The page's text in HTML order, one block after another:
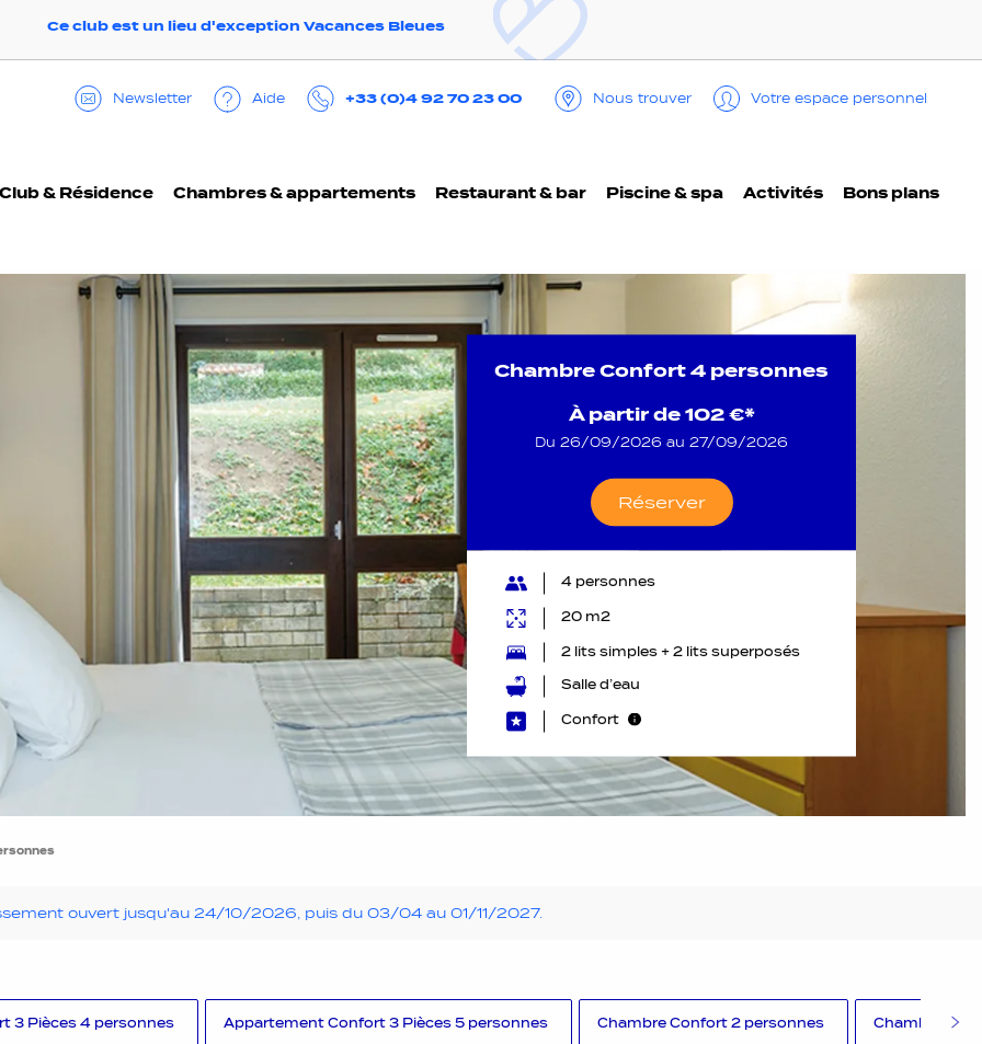
Ce club est un lieu d'exception Vacances Bleues
Club & Résidence Chambres & appartements Restaurant & bar Piscine & spa Activités Bons plans
Newsletter Aide +33 (0)4 92 70 23 00 Nous trouver Votre espace personnel
Chambre Confort 4 personnes
À partir de 102 €*
Du 26/09/2026 au 27/09/2026
Réserver
4 personnes
20 m2
2 lits simples + 2 lits superposés
Salle d’eau
Confort
ouvert jusqu'au 24/10/2026, puis du 03/04 au 01/11/2027.
3 Pièces 4 personnes Appartement Confort 3 Pièces 5 personnes Chambre Confort 2 personnes Chambre